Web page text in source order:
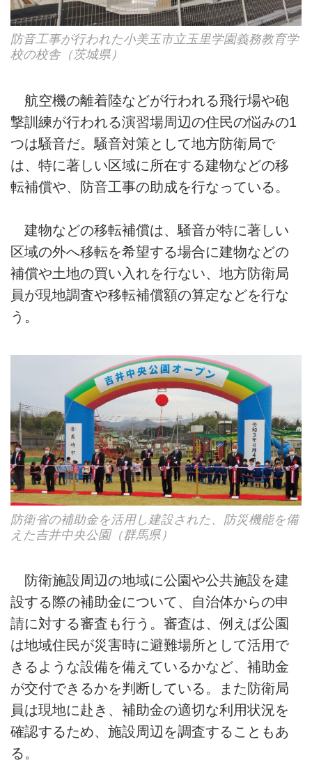
防音工事が行われた小美玉市立玉里学園義務教育学
校の校舎（茨城県）
航空機の離着陸などが行われる飛行場や砲
撃訓練が行われる演習場周辺の住民の悩みの1
つは騒音だ。騒音対策として地方防衛局で
は、特に著しい区域に所在する建物などの移
転補償や、防音工事の助成を行なっている。
建物などの移転補償は、騒音が特に著しい
区域の外へ移転を希望する場合に建物などの
補償や土地の買い入れを行ない、地方防衛局
員が現地調査や移転補償額の算定などを行な
う。
防衛省の補助金を活用し建設された、防災機能を備
えた吉井中央公園（群馬県）
防衛施設周辺の地域に公園や公共施設を建
設する際の補助金について、自治体からの申
請に対する審査も行う。審査は、例えば公園
は地域住民が災害時に避難場所として活用で
きるような設備を備えているかなど、補助金
が交付できるかを判断している。また防衛局
員は現地に赴き、補助金の適切な利用状況を
確認するため、施設周辺を調査することもあ
る。